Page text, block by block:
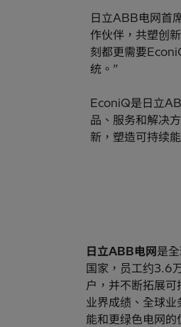
日立ABB电网首
作伙伴，共塑创
刻都更需要
统。”
EconiQ是日立
品、服务和解决
新，塑造可持续
日立ABB电网是
国家，员工约3.6
户，并不断拓展
业界成绩、全球
能和更绿色电网